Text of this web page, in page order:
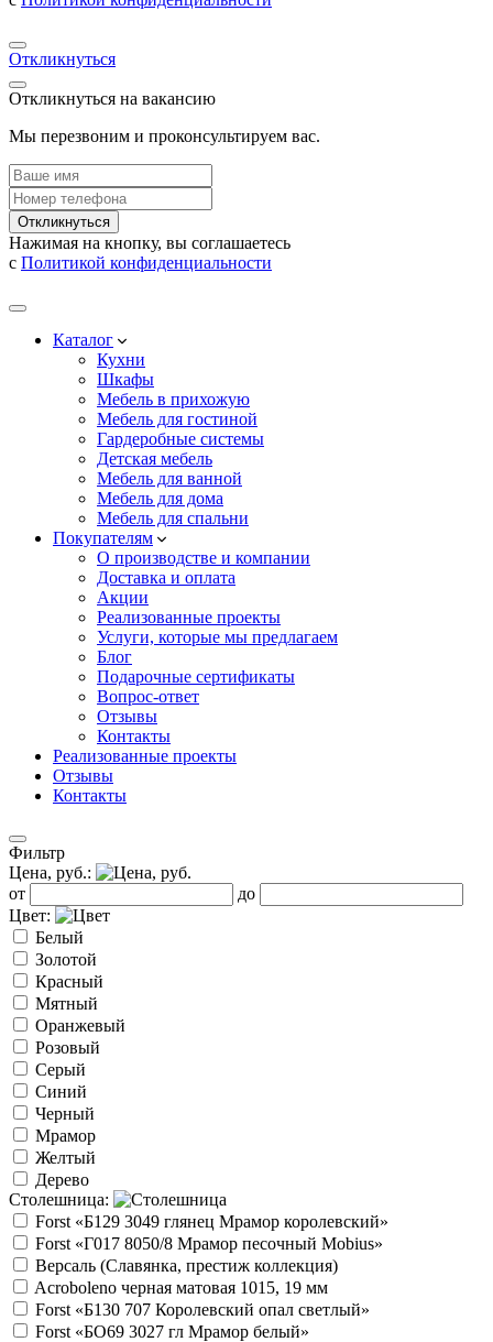
Откликнуться
Откликнуться на вакансию
Мы перезвоним и проконсультируем вас.
Откликнуться
Нажимая на кнопку, вы соглашаетесь
с Политикой конфиденциальности
Каталог
Кухни
Шкафы
Мебель в прихожую
Мебель для гостиной
Гардеробные системы
Детская мебель
Мебель для ванной
Мебель для дома
Мебель для спальни
Покупателям
О производстве и компании
Доставка и оплата
Акции
Реализованные проекты
Услуги, которые мы предлагаем
Блог
Подарочные сертификаты
Вопрос-ответ
Отзывы
Контакты
Реализованные проекты
Отзывы
Контакты
Фильтр
Цена, руб.:
от
до
Цвет:
Белый
Золотой
Красный
Мятный
Оранжевый
Розовый
Серый
Синий
Черный
Мрамор
Желтый
Дерево
Столешница:
Forst «Б129 3049 глянец Мрамор королевский»
Forst «Г017 8050/8 Мрамор песочный Mobius»
Версаль (Славянка, престиж коллекция)
Acroboleno черная матовая 1015, 19 мм
Forst «Б130 707 Королевский опал светлый»
Forst «БО69 3027 гл Мрамор белый»